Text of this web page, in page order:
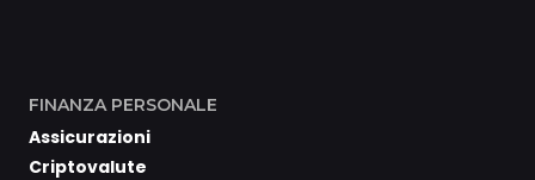
FINANZA PERSONALE
Assicurazioni
Criptovalute